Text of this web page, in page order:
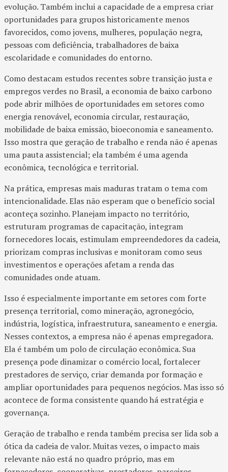
evolução. Também inclui a capacidade de a empresa criar
oportunidades para grupos historicamente menos
favorecidos, como jovens, mulheres, população negra,
pessoas com deficiência, trabalhadores de baixa
escolaridade e comunidades do entorno.
Como destacam estudos recentes sobre transição justa e
empregos verdes no Brasil, a economia de baixo carbono
pode abrir milhões de oportunidades em setores como
energia renovável, economia circular, restauração,
mobilidade de baixa emissão, bioeconomia e saneamento.
Isso mostra que geração de trabalho e renda não é apenas
uma pauta assistencial; ela também é uma agenda
econômica, tecnológica e territorial.
Na prática, empresas mais maduras tratam o tema com
intencionalidade. Elas não esperam que o benefício social
aconteça sozinho. Planejam impacto no território,
estruturam programas de capacitação, integram
fornecedores locais, estimulam empreendedores da cadeia,
priorizam compras inclusivas e monitoram como seus
investimentos e operações afetam a renda das
comunidades onde atuam.
Isso é especialmente importante em setores com forte
presença territorial, como mineração, agronegócio,
indústria, logística, infraestrutura, saneamento e energia.
Nesses contextos, a empresa não é apenas empregadora.
Ela é também um polo de circulação econômica. Sua
presença pode dinamizar o comércio local, fortalecer
prestadores de serviço, criar demanda por formação e
ampliar oportunidades para pequenos negócios. Mas isso só
acontece de forma consistente quando há estratégia e
governança.
Geração de trabalho e renda também precisa ser lida sob a
ótica da cadeia de valor. Muitas vezes, o impacto mais
relevante não está no quadro próprio, mas em